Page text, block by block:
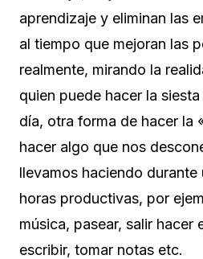
aprendizaje y eliminan las
al tiempo que mejoran las
realmente, mirando la
quien puede hacer la
día, otra forma de hacer la
hacer algo que nos
llevamos haciendo
horas productivas, por
música, pasear, salir hacer
escribir, tomar notas etc.